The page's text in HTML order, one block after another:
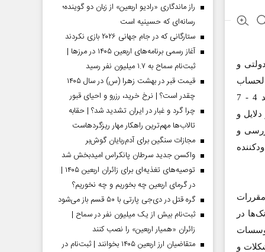
و
(پس از کسر حق‌الوکاله و حاشیه ریسک) فراتر از نرخ‌های مندرج در جدول بند 4 - 7
دلایل و
و
در
و
راز ماندگاری «رادیو اربعین» از زبان دو گوینده؛
رسانه‌ای که حسینیه است
ستارگانی که در جام جهانی ۲۰۲۶ بازی نکردند
آغاز رسمی برنامه‌های اربعین ۱۴۰۵ در مرز‌ها |
ثبت‌نام سماح به ۱.۷ میلیون نفر رسید
قیمت قبر در بهشت زهرا (س) در سال ۱۴۰۵
چقدر است؟ | نرخ خرید، رزرو و احیای قبور
چرا گرد و غبار در ایران تشدید شد؟ | حقابه
تالاب‌ها مهم‌ترین راهکار مهار ریزگردهاست
مجازات سنگین برای آدم‌ربایان گوش‌بر
واکسن جدید سرطان پانکراس امیدبخش شد
توصیه‌های تغذیه‌ای برای زائران اربعین ۱۴۰۵ |
در گرمای اربعین چه بخوریم و چه نخوریم؟
گره قتل در دی‌جی پارتی با ۵۰ قسم باز می‌شود
ثبت‌نام بیش از یک میلیون نفر در سماح |
زائران «همیار اربعین» را نصب کنند
متقاضیان ارز اربعین ۱۴۰۵ بخوانند | ثبت‌نام در